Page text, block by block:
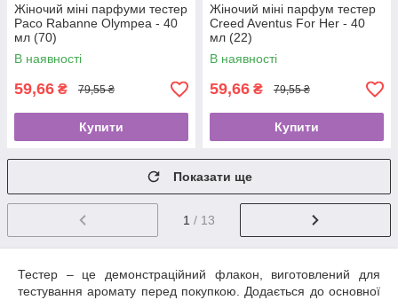
Жіночий міні парфуми тестер
Paco Rabanne Olympea - 40
мл (70)
В наявності
59,66 ₴ 79,55 ₴
Купити
Жіночий міні парфум тестер
Creed Aventus For Her - 40
мл (22)
В наявності
59,66 ₴ 79,55 ₴
Купити
Показати ще
1 / 13
Тестер – це демонстраційний флакон, виготовлений для
тестування аромату перед покупкою. Додається до основної